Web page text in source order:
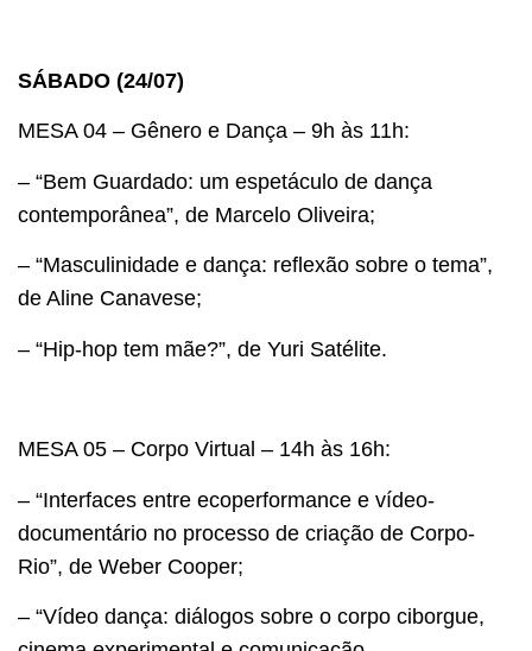
SÁBADO (24/07)
MESA 04 – Gênero e Dança – 9h às 11h:
– “Bem Guardado: um espetáculo de dança
contemporânea”, de Marcelo Oliveira;
– “Masculinidade e dança: reflexão sobre o tema”,
de Aline Canavese;
– “Hip-hop tem mãe?”, de Yuri Satélite.
MESA 05 – Corpo Virtual – 14h às 16h:
– “Interfaces entre ecoperformance e vídeo-
documentário no processo de criação de Corpo-
Rio”, de Weber Cooper;
– “Vídeo dança: diálogos sobre o corpo ciborgue,